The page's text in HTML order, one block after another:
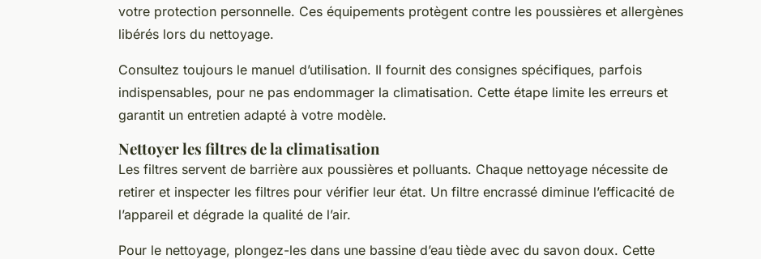
votre protection personnelle. Ces équipements protègent contre les poussières et allergènes
libérés lors du nettoyage.
Consultez toujours le manuel d’utilisation. Il fournit des consignes spécifiques, parfois
indispensables, pour ne pas endommager la climatisation. Cette étape limite les erreurs et
garantit un entretien adapté à votre modèle.
Nettoyer les filtres de la climatisation
Les filtres servent de barrière aux poussières et polluants. Chaque nettoyage nécessite de
retirer et inspecter les filtres pour vérifier leur état. Un filtre encrassé diminue l’efficacité de
l’appareil et dégrade la qualité de l’air.
Pour le nettoyage, plongez-les dans une bassine d’eau tiède avec du savon doux. Cette